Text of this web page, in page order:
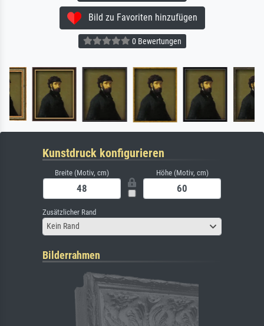
Bild zu Favoriten hinzufügen
0 Bewertungen
Kunstdruck konfigurieren
Breite (Motiv, cm) Höhe (Motiv, cm)
Zusätzlicher Rand
Kein Rand
Bilderrahmen